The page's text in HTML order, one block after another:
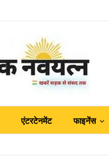
एंटरटेनमेंट फाइनेंस